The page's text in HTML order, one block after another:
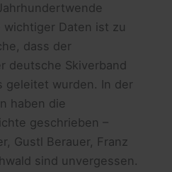
wichtiger Daten ist zu
dass der
deutsche Skiverband
geleitet wurden. In der
haben die
geschrieben –
Gustl Berauer, Franz
sind unvergessen.